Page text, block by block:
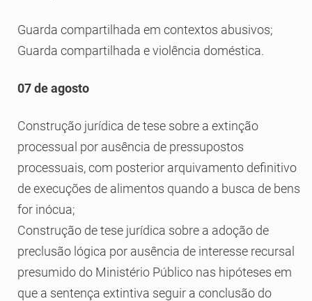
Guarda compartilhada em contextos abusivos;
Guarda compartilhada e violência doméstica.
07 de agosto
Construção jurídica de tese sobre a extinção
processual por ausência de pressupostos
processuais, com posterior arquivamento definitivo
de execuções de alimentos quando a busca de bens
for inócua;
Construção de tese jurídica sobre a adoção de
preclusão lógica por ausência de interesse recursal
presumido do Ministério Público nas hipóteses em
que a sentença extintiva seguir a conclusão do